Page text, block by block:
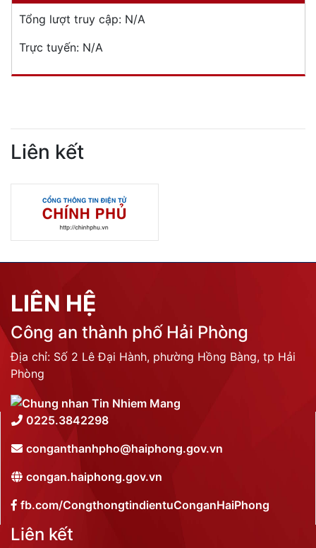
Tổng lượt truy cập: N/A
Trực tuyến: N/A
Liên kết
LIÊN HỆ
Công an thành phố Hải Phòng
Địa chỉ: Số 2 Lê Đại Hành, phường Hồng Bàng, tp Hải
Phòng
0225.3842298
conganthanhpho@haiphong.gov.vn
congan.haiphong.gov.vn
fb.com/CongthongtindientuConganHaiPhong
Liên kết